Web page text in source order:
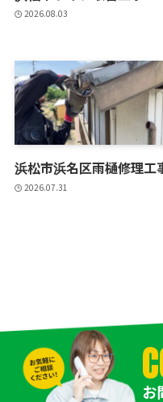
2026.08.03
浜松市浜名区雨樋修理工
2026.07.31
お